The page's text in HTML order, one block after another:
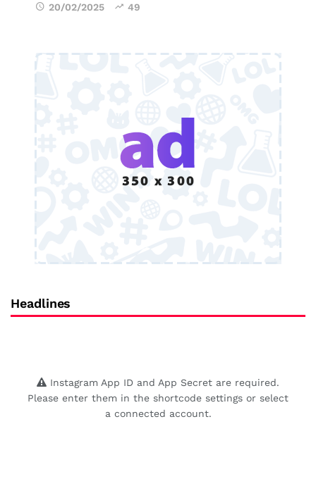
20/02/2025 49
Headlines
Instagram App ID and App Secret are required.
Please enter them in the shortcode settings or select
a connected account.